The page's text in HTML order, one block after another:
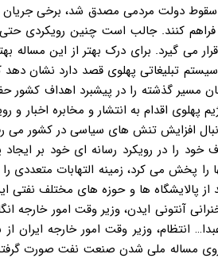
از کودتای ۲۸ مرداد که منجر به سقوط دولت مردمی
فراهم کنند. جالب است چنین رویکردی
قرار می گیرد. برای درک بهتر از این
تا ببینیم چگونه سیستم تبلیغاتی پهلوی
گذشته را در پیشبرد اهداف کشور
اقدام به انتشار و مخابره اخبار و
افزایش تنش های سیاسی در کشور می
را در رویکرد رسانه ای خود بر
از پالایشگاه ها و حوزه های مختلف نفتی
آنتونی ایدن، وزیر وقت امور
انتظام، وزیر وقت امور خارجه
روی مساله ملی شدن صنعت نفت صورت